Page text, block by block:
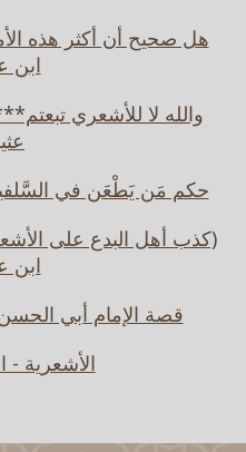
هل صحيح أن أكثر هذه
ابن
والله لا للأشعري
حكم مَن يَطْعَن في السَّلفية
(كذب أهل البدع على
ابن
قصة الإمام أبي
الأشعرية -